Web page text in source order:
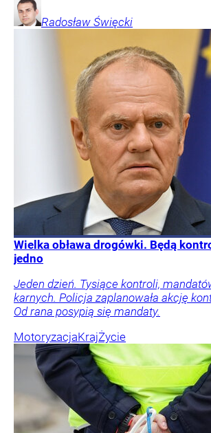
Radosław Święcki
Wielka obława drogówki. Będą
jedno
Jeden dzień. Tysiące kontroli,
karnych. Policja zaplanowała akcję
Od rana posypią się mandaty.
MotoryzacjaKrajŻycie